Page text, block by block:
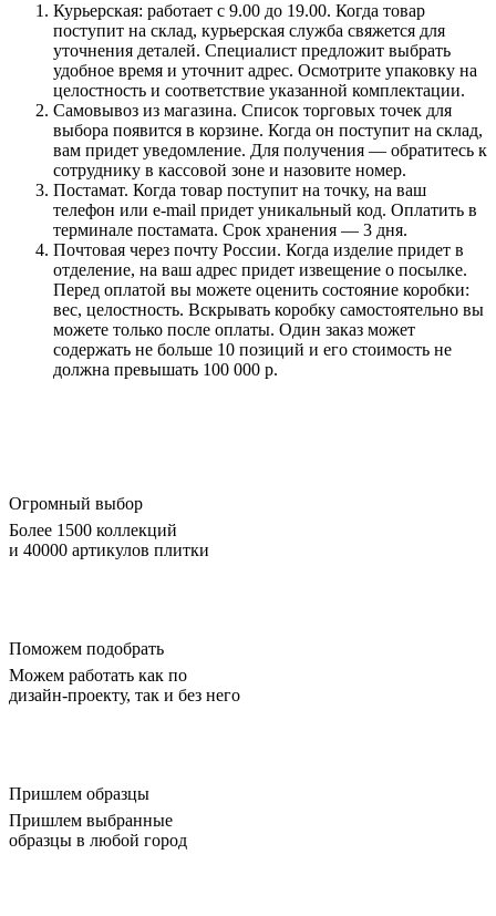
Курьерская: работает с 9.00 до 19.00. Когда товар
поступит на склад, курьерская служба свяжется для
уточнения деталей. Специалист предложит выбрать
удобное время и уточнит адрес. Осмотрите упаковку на
целостность и соответствие указанной комплектации.
Самовывоз из магазина. Список торговых точек для
выбора появится в корзине. Когда он поступит на склад,
вам придет уведомление. Для получения — обратитесь к
сотруднику в кассовой зоне и назовите номер.
Постамат. Когда товар поступит на точку, на ваш
телефон или e-mail придет уникальный код. Оплатить в
терминале постамата. Срок хранения — 3 дня.
Почтовая через почту России. Когда изделие придет в
отделение, на ваш адрес придет извещение о посылке.
Перед оплатой вы можете оценить состояние коробки:
вес, целостность. Вскрывать коробку самостоятельно вы
можете только после оплаты. Один заказ может
содержать не больше 10 позиций и его стоимость не
должна превышать 100 000 р.
Огромный выбор
Более 1500 коллекций
и 40000 артикулов плитки
Поможем подобрать
Можем работать как по
дизайн-проекту, так и без него
Пришлем образцы
Пришлем выбранные
образцы в любой город